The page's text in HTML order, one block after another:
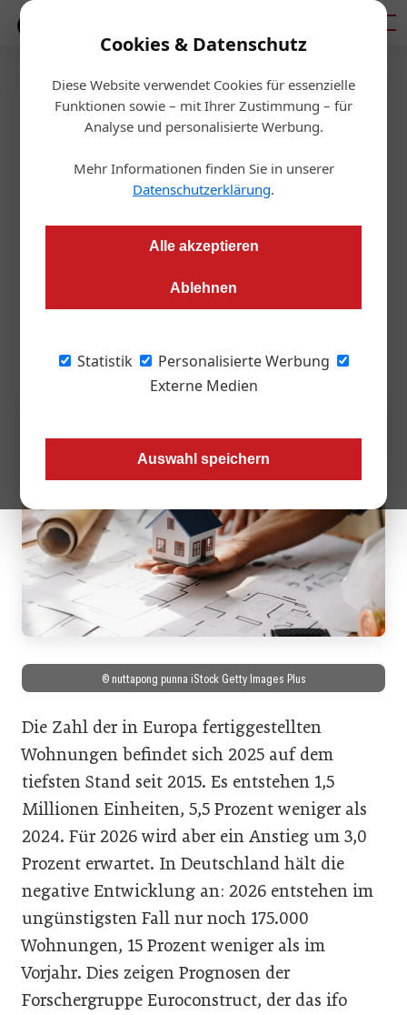
Cookies & Datenschutz
Diese Website verwendet Cookies für essenzielle
Funktionen sowie – mit Ihrer Zustimmung – für
Analyse und personalisierte Werbung.
Mehr Informationen finden Sie in unserer
Datenschutzerklärung.
Alle akzeptieren
Ablehnen
Statistik
Personalisierte Werbung
Externe Medien
Auswahl speichern
Startseite/Aktuelles
Entwicklung
Wohnungsneubau in Europa
auf dem Tiefpunkt
Prognosen der Forschergruppe Euroconstruct, der das ifo
Wohnungsmarkt.
© nuttapong punna iStock Getty Images Plus
Die Zahl der in Europa fertiggestellten
Wohnungen befindet sich 2025 auf dem
tiefsten Stand seit 2015. Es entstehen 1,5
Millionen Einheiten, 5,5 Prozent weniger als
2024. Für 2026 wird aber ein Anstieg um 3,0
Prozent erwartet. In Deutschland hält die
negative Entwicklung an: 2026 entstehen im
ungünstigsten Fall nur noch 175.000
Wohnungen, 15 Prozent weniger als im
Vorjahr. Dies zeigen Prognosen der
Forschergruppe Euroconstruct, der das ifo